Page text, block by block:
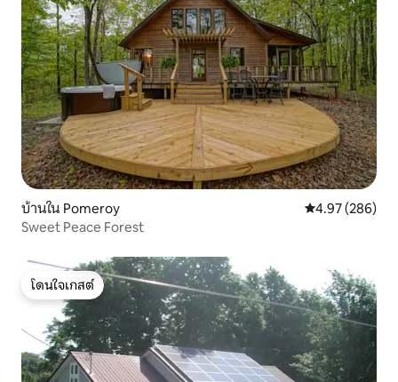
บ้านใน Pomeroy คะแนนเฉลี่ย
4.97 (286)
Sweet Peace Forest
โดนใจเกสต์
โดนใจเกสต์